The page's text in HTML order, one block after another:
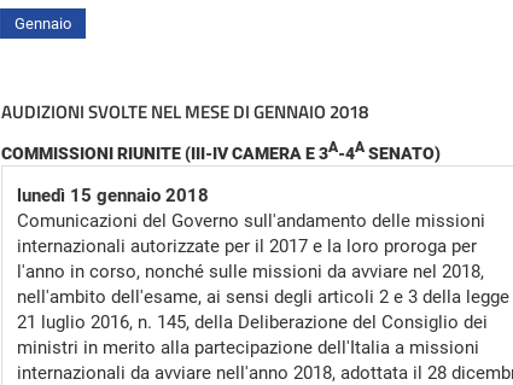
Gennaio
AUDIZIONI SVOLTE NEL MESE DI GENNAIO 2018
COMMISSIONI RIUNITE (III-IV CAMERA E 3A-4A SENATO)
lunedì 15 gennaio 2018
Comunicazioni del Governo sull'andamento delle missioni
internazionali autorizzate per il 2017 e la loro proroga per
l'anno in corso, nonché sulle missioni da avviare nel 2018,
nell'ambito dell'esame, ai sensi degli articoli 2 e 3 della legge
21 luglio 2016, n. 145, della Deliberazione del Consiglio dei
ministri in merito alla partecipazione dell'Italia a missioni
internazionali da avviare nell'anno 2018, adottata il 28